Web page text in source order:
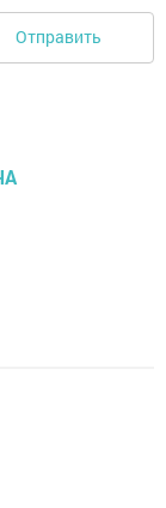
Отправить